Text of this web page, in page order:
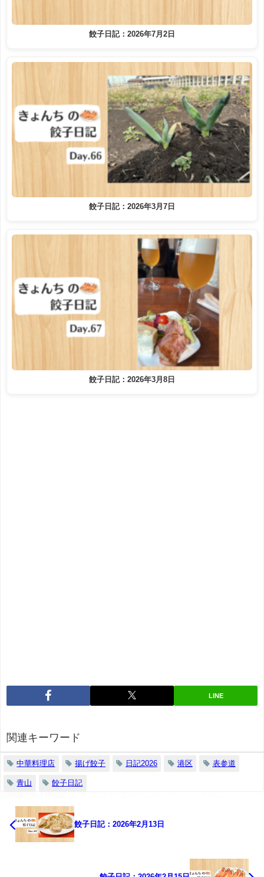
餃子日記：2026年7月2日
餃子日記：2026年3月7日
餃子日記：2026年3月8日
LINE
関連キーワード
中華料理店 揚げ餃子 日記2026 港区 表参道
青山 餃子日記
餃子日記：2026年2月13日